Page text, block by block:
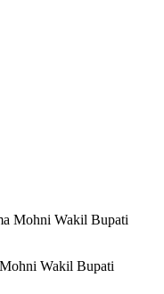
Wakil Bupati